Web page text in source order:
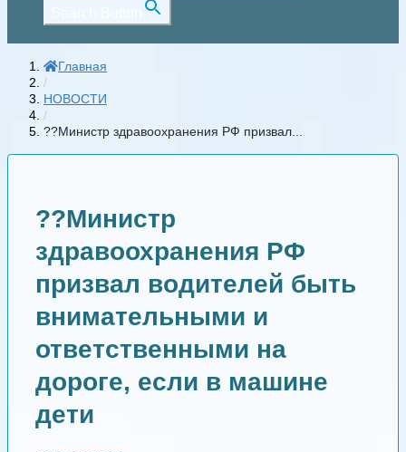
Главная
/
НОВОСТИ
/
??Министр здравоохранения РФ призвал...
??Министр
здравоохранения РФ
призвал водителей быть
внимательными и
ответственными на
дороге, если в машине
дети